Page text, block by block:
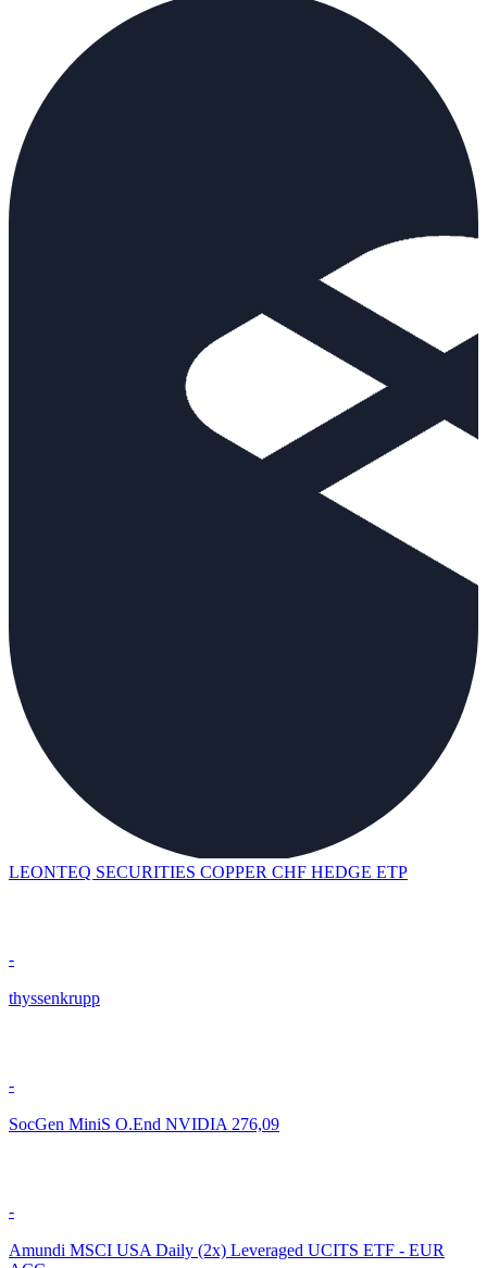
LEONTEQ SECURITIES COPPER CHF HEDGE ETP
-
thyssenkrupp
-
SocGen MiniS O.End NVIDIA 276,09
-
Amundi MSCI USA Daily (2x) Leveraged UCITS ETF - EUR